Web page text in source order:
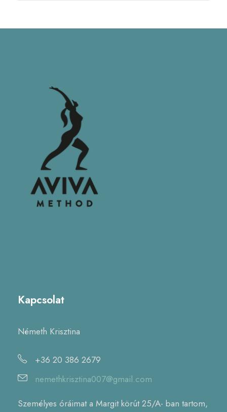
Kapcsolat
Németh Krisztina
+36 20 386 2679
nemethkrisztina007@gmail.com
Személyes óráimat a Margit körút 25/A- ban tartom,